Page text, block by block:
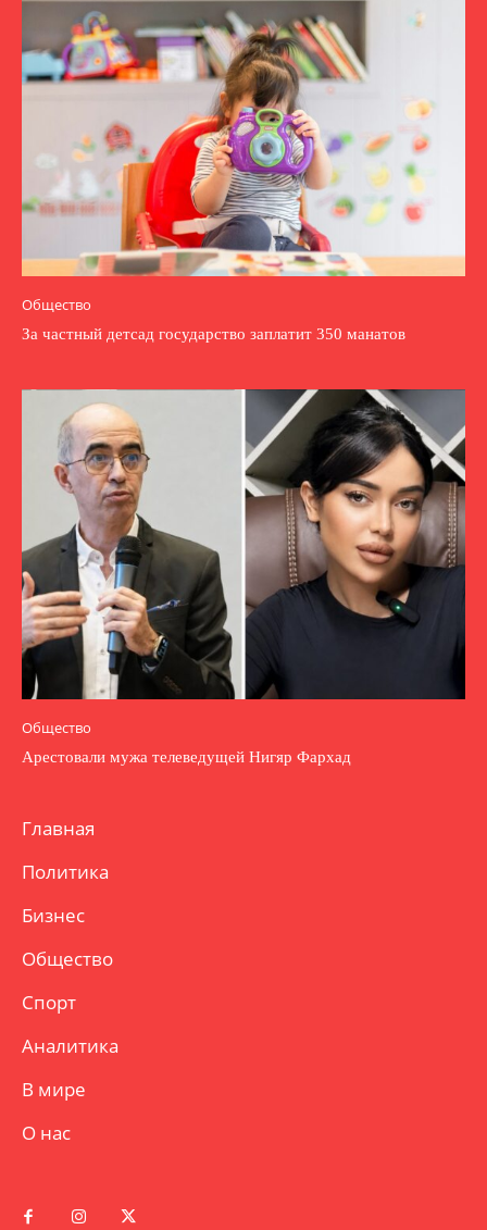
Общество
За частный детсад государство заплатит 350 манатов
Общество
Арестовали мужа телеведущей Нигяр Фархад
Главная
Политика
Бизнес
Общество
Спорт
Аналитика
В мире
О нас